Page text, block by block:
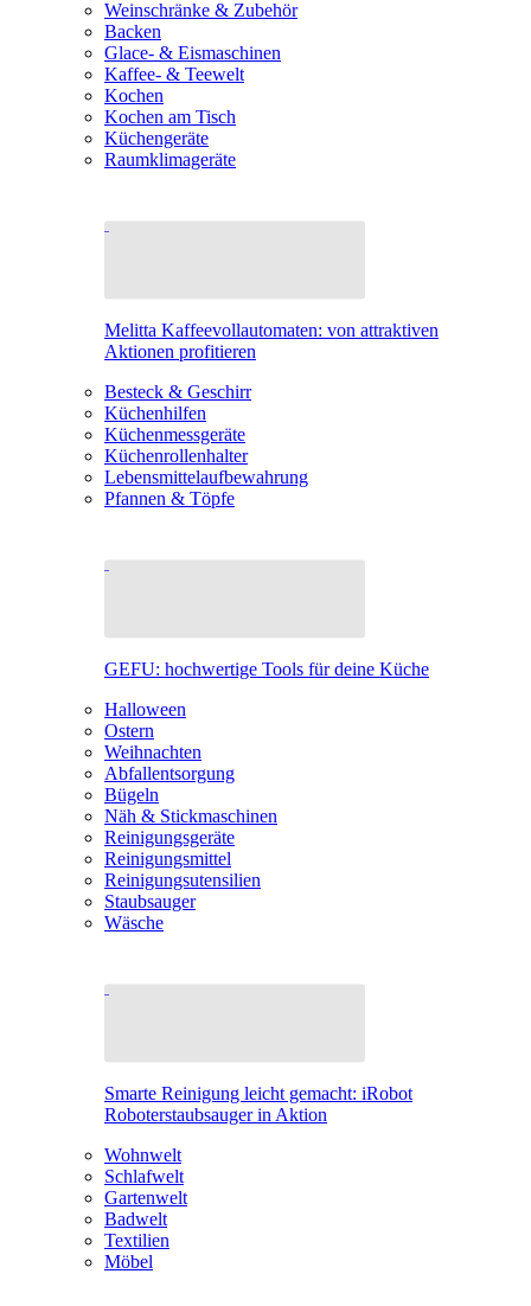
Weinschränke & Zubehör
Backen
Glace- & Eismaschinen
Kaffee- & Teewelt
Kochen
Kochen am Tisch
Küchengeräte
Raumklimageräte
Melitta Kaffeevollautomaten: von attraktiven
Aktionen profitieren
Besteck & Geschirr
Küchenhilfen
Küchenmessgeräte
Küchenrollenhalter
Lebensmittelaufbewahrung
Pfannen & Töpfe
GEFU: hochwertige Tools für deine Küche
Halloween
Ostern
Weihnachten
Abfallentsorgung
Bügeln
Näh & Stickmaschinen
Reinigungsgeräte
Reinigungsmittel
Reinigungsutensilien
Staubsauger
Wäsche
Smarte Reinigung leicht gemacht: iRobot
Roboterstaubsauger in Aktion
Wohnwelt
Schlafwelt
Gartenwelt
Badwelt
Textilien
Möbel